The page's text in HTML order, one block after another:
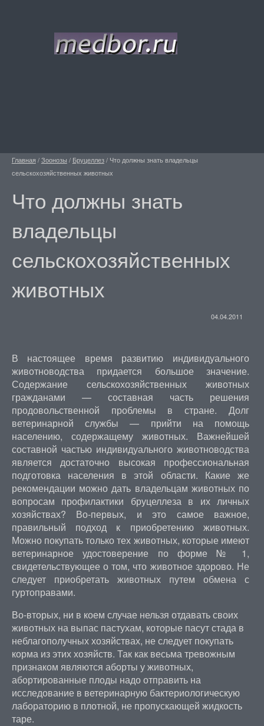
Главная /Зоонозы / Бруцеллез/ Что должны знать владельцы
сельскохозяйственных животных
Что должны знать
владельцы
сельскохозяйственных
животных
04.04.2011
В настоящее время развитию индивидуального
животноводства придается большое значение.
Содержание сельскохозяйственных животных
гражданами — составная часть решения
продовольственной проблемы в стране. Долг
ветеринарной службы — прийти на помощь
населению, содержащему животных. Важнейшей
составной частью индивидуального животноводства
является достаточно высокая профессиональная
подготовка населения в этой области. Какие же
рекомендации можно дать владельцам животных по
вопросам профилактики бруцеллеза в их личных
хозяйствах? Во-первых, и это самое важное,
правильный подход к приобретению животных.
Можно покупать только тех животных, которые имеют
ветеринарное удостоверение по форме № 1,
свидетельствующее о том, что животное здорово. Не
следует приобретать животных путем обмена с
гуртоправами.
Во-вторых, ни в коем случае нельзя отдавать своих
животных на выпас пастухам, которые пасут стада в
неблагополучных хозяйствах, не следует покупать
корма из этих хозяйств. Так как весьма тревожным
признаком являются аборты у животных,
абортированные плоды надо отправить на
исследование в ветеринарную бактериологическую
лабораторию в плотной, не пропускающей жидкость
таре.